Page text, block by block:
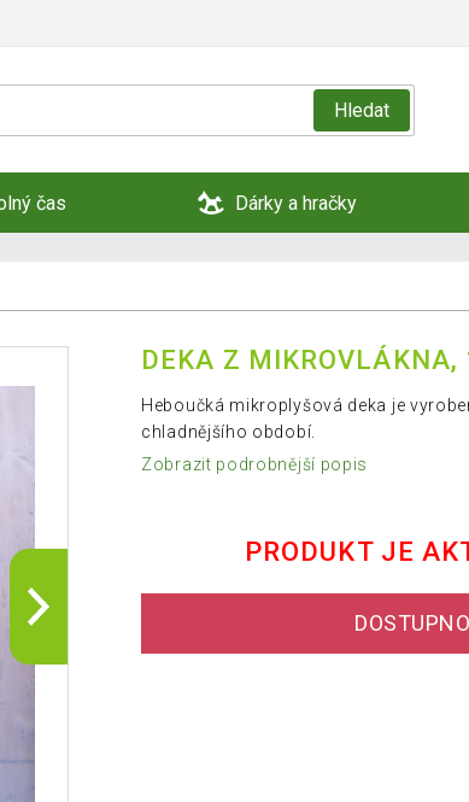
Hledat
čas Dárky a hračky
DEKA Z
Heboučká mikroplyšová deka je
chladnějšího období.
Zobrazit podrobnější popis
PRODUKT JE